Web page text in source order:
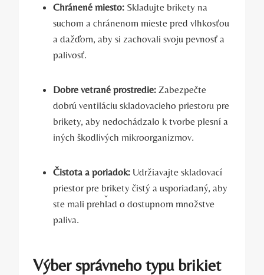
Chránené miesto: Skladujte brikety ‌na
suchom a chránenom mieste pred vlhkosťou⁣
a dažďom, aby si zachovali svoju ⁢pevnosť ​a
palivosť.
Dobre vetrané prostredie: ⁤Zabezpečte‌
dobrú ventiláciu skladovacieho ⁣priestoru pre
brikety,⁣ aby nedochádzalo k tvorbe plesní a
iných škodlivých mikroorganizmov.
Čistota a poriadok: Udržiavajte skladovací
priestor pre brikety⁤ čistý a usporiadaný, ​aby
ste mali ‌prehľad o dostupnom množstve
paliva.
Výber správneho typu brikiet